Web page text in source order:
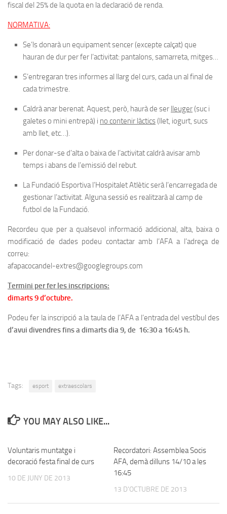
fiscal del 25% de la quota en la declaració de renda.
NORMATIVA:
Se’ls donarà un equipament sencer (excepte calçat) que
hauran de dur per fer l’activitat: pantalons, samarreta, mitges…
S’entregaran tres informes al llarg del curs, cada un al final de
cada trimestre.
Caldrà anar berenat. Aquest, però, haurà de ser lleuger(suc i
galetes o mini entrepà) i no contenir làctics(llet, iogurt, sucs
amb llet, etc…).
Per donar-se d’alta o baixa de l’activitat caldrà avisar amb
temps i abans de l’emissió del rebut.
La Fundació Esportiva l’Hospitalet Atlètic serà l’encarregada de
gestionar l’activitat. Alguna sessió es realitzarà al camp de
futbol de la Fundació.
Recordeu que per a qualsevol informació addicional, alta, baixa o
modificació de dades podeu contactar amb l’AFA a l’adreça de
correu:
afapacocandel-extres@googlegroups.com
Termini per fer les inscripcions:
dimarts 9 d’octubre.
Podeu fer la inscripció a la taula de l’AFA a l’entrada del vestíbul des
d’avui divendres fins a dimarts dia 9, de 16:30 a 16:45 h.
Tags: esport extraescolars
YOU MAY ALSO LIKE...
Voluntaris muntatge i
decoració festa final de curs
10 DE JUNY DE 2013
Recordatori: Assemblea Socis
AFA, demà dilluns 14/10 a les
16:45
13 D'OCTUBRE DE 2013